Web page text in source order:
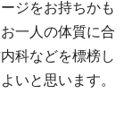
ジをお持ちかも
一人の体質に合
科などを標榜し
いと思います。